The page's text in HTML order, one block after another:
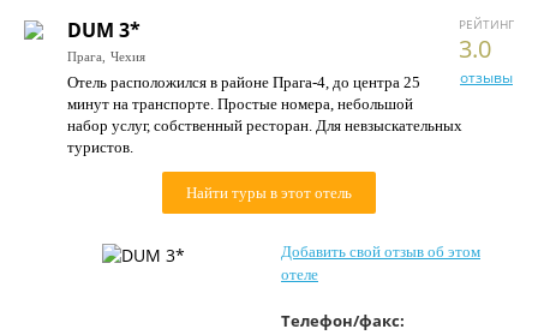
Цены дня
Страны
Как купить
Контакты
РЕЙТИНГ
3.0
отзывы
DUM 3*
Прага, Чехия
Отель расположился в районе Прага-4, до центра 25
минут на транспорте. Простые номера, небольшой
набор услуг, собственный ресторан. Для невзыскательных
туристов.
Найти туры в этот отель
Добавить свой отзыв об этом
отеле
Телефон/факс: